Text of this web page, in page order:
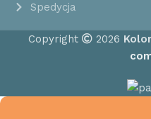
Spedycja
Copyright 2026